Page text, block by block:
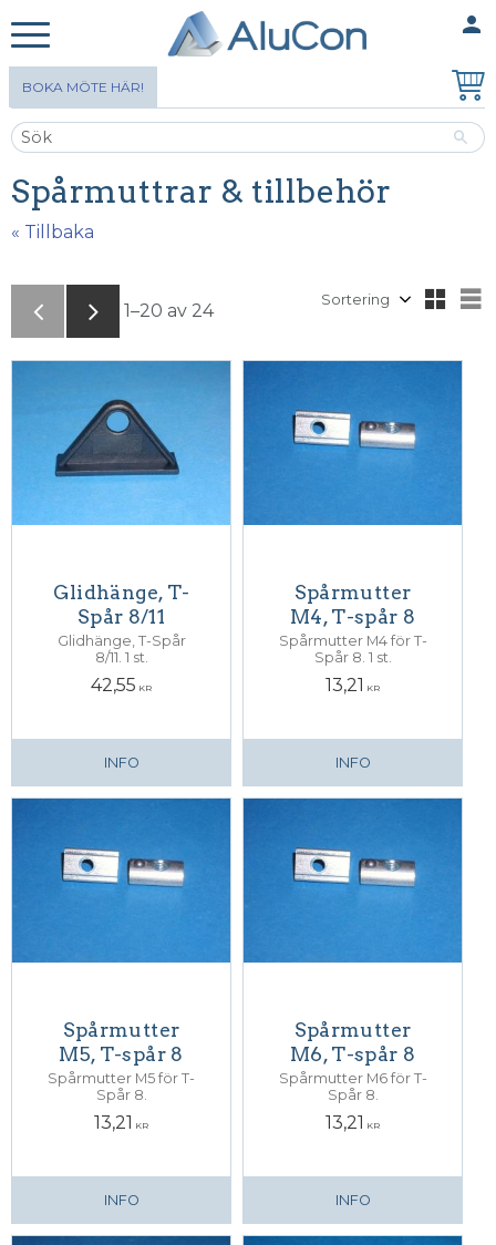
person
BOKA MÖTE HÄR!
Spårmuttrar & tillbehör
« Tillbaka
1–20 av 24
Glidhänge, T-
Spår 8/11
Glidhänge, T-Spår
8/11. 1 st.
42,55 KR
INFO
Spårmutter
M4, T-spår 8
Spårmutter M4 för T-
Spår 8. 1 st.
13,21 KR
INFO
Spårmutter
M5, T-spår 8
Spårmutter M5 för T-
Spår 8.
13,21 KR
INFO
Spårmutter
M6, T-spår 8
Spårmutter M6 för T-
Spår 8.
13,21 KR
INFO